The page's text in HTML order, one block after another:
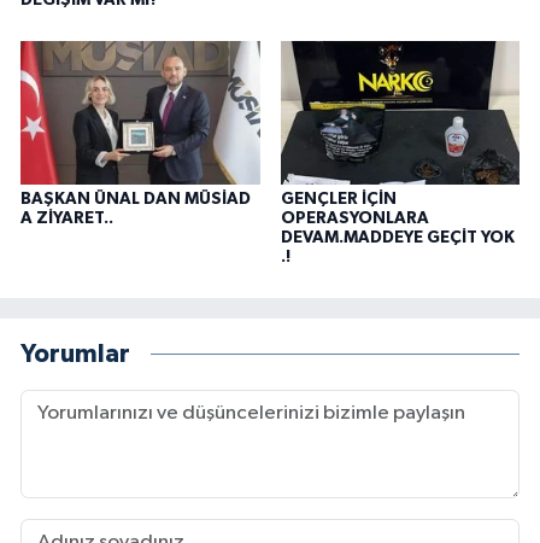
BAŞKAN ÜNAL DAN MÜSİAD
A ZİYARET..
GENÇLER İÇİN
OPERASYONLARA
DEVAM.MADDEYE GEÇİT YOK
.!
Yorumlar